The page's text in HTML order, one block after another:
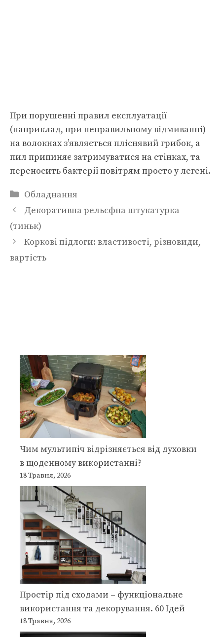
При порушенні правил експлуатації
(наприклад, при неправильному відмиванні)
на волокнах з’являється пліснявий грибок, а
пил припиняє затримуватися на стінках, та
переносить бактерії повітрям просто у легені.
Категорії
Обладнання
Декоративна рельєфна штукатурка
(тиньк)
Коркові підлоги: властивості, різновиди,
вартість
Чим мультипіч відрізняється від духовки
в щоденному використанні?
18 Травня, 2026
Простір під сходами – функціональне
використання та декорування. 60 Ідей
18 Травня, 2026